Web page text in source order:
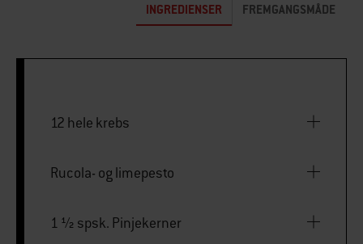
INGREDIENSER FREMGANGSMÅDE
12 hele krebs
Rucola- og limepesto
1 1⁄2 spsk. Pinjekerner